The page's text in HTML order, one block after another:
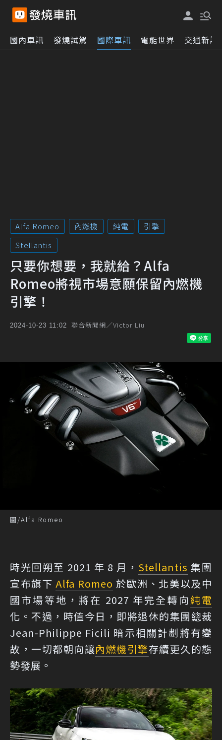
國內車訊 發燒試駕 國際車訊 電能世界 交通新訊
Alfa Romeo 內燃機 純電
引擎
Stellantis
只要你想要，我就給？Alfa
Romeo將視市場意願保留內燃機
引擎！
2024-10-23 11:02 聯合新聞網／Victor Liu
圖/Alfa Romeo
時光回朔至 2021 年 8 月， Stellantis 集團
宣布旗下Alfa Romeo 於歐洲、北美以及中
國市場等地，將在 2027 年完全轉向純電
化。不過，時值今日，即將退休的集團總裁
Jean-Philippe Ficili 暗示相關計劃將有變
故，一切都朝向讓內燃機引擎存續更久的態
勢發展。